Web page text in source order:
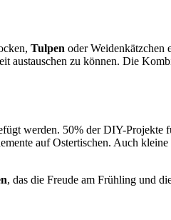
Tulpen oder Weidenkätzchen
austauschen zu können. Die
werden. 50% der DIY-Projekte
auf Ostertischen. Auch
, das die Freude am Frühling und